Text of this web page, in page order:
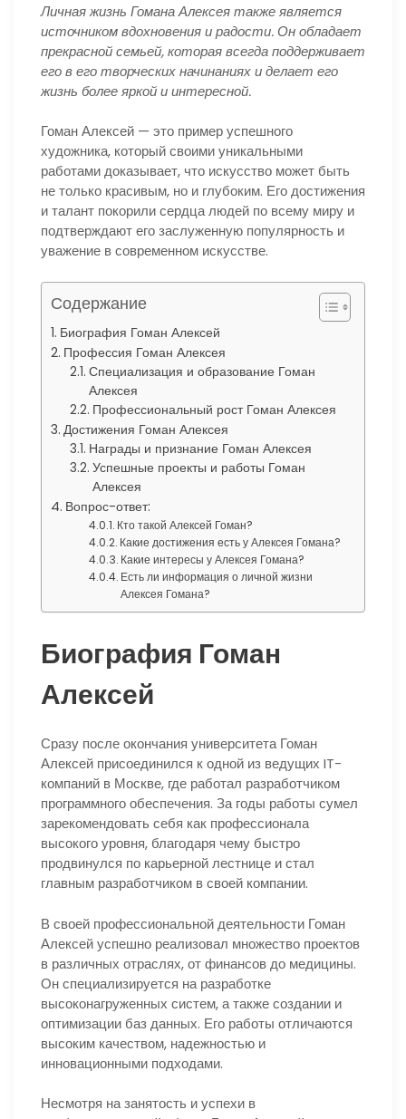
Личная жизнь Гомана Алексея также является
источником вдохновения и радости. Он обладает
прекрасной семьей, которая всегда поддерживает
его в его творческих начинаниях и делает его
жизнь более яркой и интересной.
Гоман Алексей — это пример успешного
художника, который своими уникальными
работами доказывает, что искусство может быть
не только красивым, но и глубоким. Его достижения
и талант покорили сердца людей по всему миру и
подтверждают его заслуженную популярность и
уважение в современном искусстве.
Содержание
Биография Гоман Алексей
Профессия Гоман Алексея
Специализация и образование Гоман
Алексея
Профессиональный рост Гоман Алексея
Достижения Гоман Алексея
Награды и признание Гоман Алексея
Успешные проекты и работы Гоман
Алексея
Вопрос-ответ:
Кто такой Алексей Гоман?
Какие достижения есть у Алексея Гомана?
Какие интересы у Алексея Гомана?
Есть ли информация о личной жизни
Алексея Гомана?
Биография Гоман
Алексей
Сразу после окончания университета Гоман
Алексей присоединился к одной из ведущих IT-
компаний в Москве, где работал разработчиком
программного обеспечения. За годы работы сумел
зарекомендовать себя как профессионала
высокого уровня, благодаря чему быстро
продвинулся по карьерной лестнице и стал
главным разработчиком в своей компании.
В своей профессиональной деятельности Гоман
Алексей успешно реализовал множество проектов
в различных отраслях, от финансов до медицины.
Он специализируется на разработке
высоконагруженных систем, а также создании и
оптимизации баз данных. Его работы отличаются
высоким качеством, надежностью и
инновационными подходами.
Несмотря на занятость и успехи в